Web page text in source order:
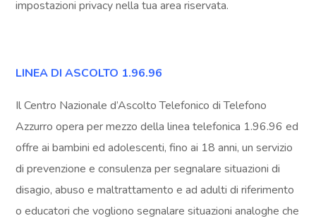
impostazioni privacy nella tua area riservata.
LINEA DI ASCOLTO 1.96.96
Il Centro Nazionale d’Ascolto Telefonico di Telefono
Azzurro opera per mezzo della linea telefonica 1.96.96 ed
offre ai bambini ed adolescenti, fino ai 18 anni, un servizio
di prevenzione e consulenza per segnalare situazioni di
disagio, abuso e maltrattamento e ad adulti di riferimento
o educatori che vogliono segnalare situazioni analoghe che